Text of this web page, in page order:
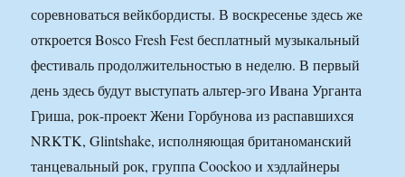
соревноваться вейкбордисты. В воскресенье здесь же
откроется Bosco Fresh Fest бесплатный музыкальный
фестиваль продолжительностью в неделю. В первый
день здесь будут выступать альтер-эго Ивана Урганта
Гриша, рок-проект Жени Горбунова из распавшихся
NRKTK, Glintshake, исполняющая британоманский
танцевальный рок, группа Coockoo и хэдлайнеры